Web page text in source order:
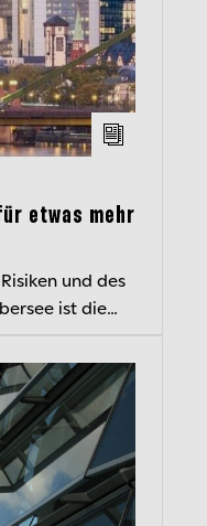
etwas mehr
und des
ist die
Chef...